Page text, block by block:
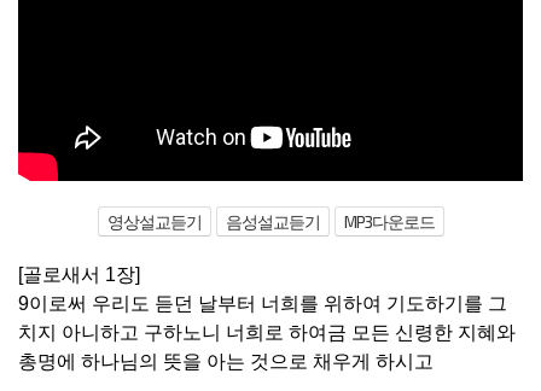
영상설교듣기 음성설교듣기 MP3다운로드
[골로새서 1장]
9이로써 우리도 듣던 날부터 너희를 위하여 기도하기를 그
치지 아니하고 구하노니 너희로 하여금 모든 신령한 지혜와
총명에 하나님의 뜻을 아는 것으로 채우게 하시고